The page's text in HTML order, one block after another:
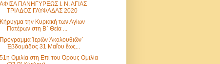
ΑΦΙΣΑ ΠΑΝΗΓΥΡΕΩΣ Ι. Ν. ΑΓΙΑΣ
ΤΡΙΑΔΟΣ ΓΛΥΦΑΔΑΣ 2020
Κήρυγμα την Κυριακή των Αγίων
Πατέρων στη Β΄ Θεία ...
Πρόγραμμα Ἱερῶν Ἀκολουθιῶν΄
Ἐβδομάδος 31 Μαΐου ἔως...
51η Ομιλία στη Επί του Όρους Ομιλία